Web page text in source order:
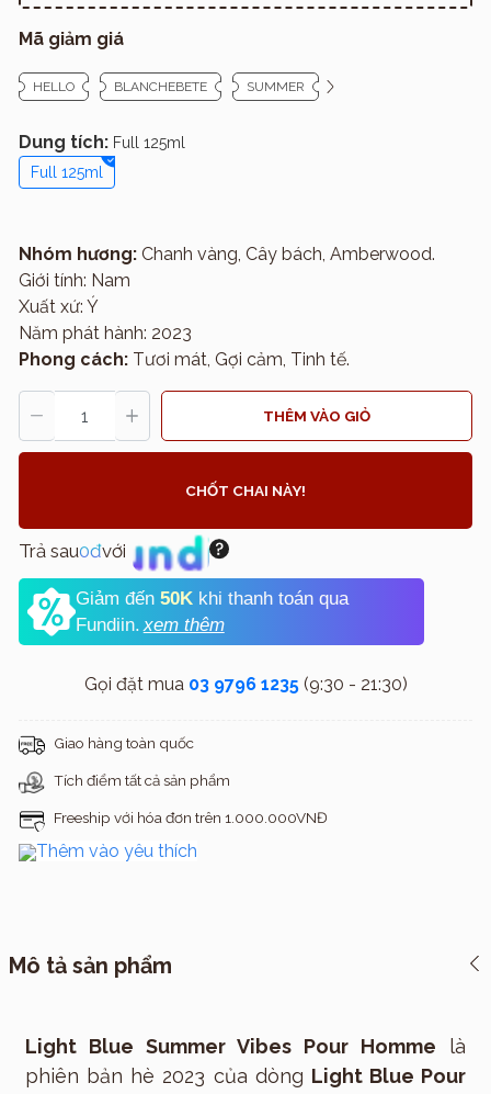
Mã giảm giá
HELLO BLANCHEBETE SUMMER
Dung tích: Full 125ml
Full 125ml
Nhóm hương: Chanh vàng, Cây bách, Amberwood.
Giới tính: Nam
Xuất xứ: Ý
Năm phát hành: 2023
Phong cách: Tươi mát, Gợi cảm, Tinh tế.
THÊM VÀO GIỎ
CHỐT CHAI NÀY!
Trả sau0đvới
Giảm đến 50K khi thanh toán qua
Fundiin. xem thêm
Gọi đặt mua 03 9796 1235(9:30 - 21:30)
Giao hàng toàn quốc
Tích điểm tất cả sản phẩm
Freeship với hóa đơn trên 1.000.000VNĐ
Thêm vào yêu thích
Mô tả sản phẩm
Light Blue Summer Vibes Pour Homme là
phiên bản hè 2023 của dòng Light Blue Pour